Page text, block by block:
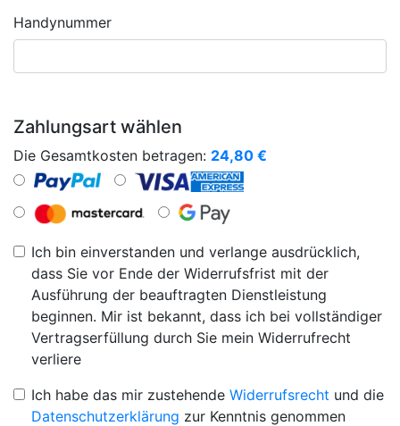
Handynummer
Zahlungsart wählen
Die Gesamtkosten betragen: 24,80 €
Ich bin einverstanden und verlange ausdrücklich,
dass Sie vor Ende der Widerrufsfrist mit der
Ausführung der beauftragten Dienstleistung
beginnen. Mir ist bekannt, dass ich bei vollständiger
Vertragserfüllung durch Sie mein Widerrufrecht
verliere
Ich habe das mir zustehende Widerrufsrecht und die
Datenschutzerklärung zur Kenntnis genommen